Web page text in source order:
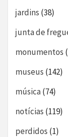
jardins (38)
junta de
monumentos
museus (142)
música(74)
notícias (119)
perdidos (1)